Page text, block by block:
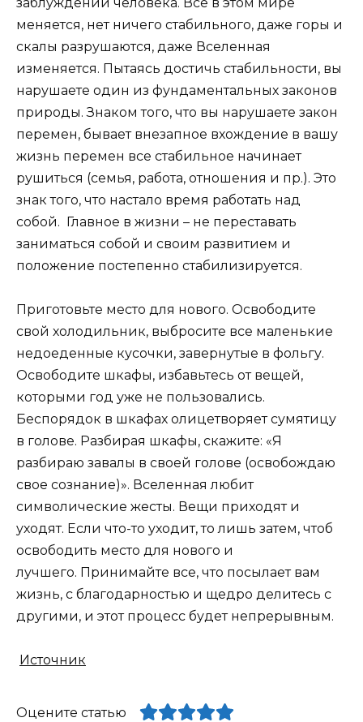
меняется, нет ничего стабильного, даже горы и
скалы разрушаются, даже Вселенная
изменяется. Пытаясь достичь стабильности, вы
нарушаете один из фундаментальных законов
природы. Знаком того, что вы нарушаете закон
перемен, бывает внезапное вхождение в вашу
жизнь перемен все стабильное начинает
рушиться (семья, работа, отношения и пр.). Это
знак того, что настало время работать над
собой. Главное в жизни – не переставать
заниматься собой и своим развитием и
положение постепенно стабилизируется.
Приготовьте место для нового. Освободите
свой холодильник, выбросите все маленькие
недоеденные кусочки, завернутые в фольгу.
Освободите шкафы, избавьтесь от вещей,
которыми год уже не пользовались.
Беспорядок в шкафах олицетворяет сумятицу
в голове. Разбирая шкафы, скажите: «Я
разбираю завалы в своей голове (освобождаю
свое сознание)». Вселенная любит
символические жесты. Вещи приходят и
уходят. Если что-то уходит, то лишь затем, чтоб
освободить место для нового и
лучшего. Принимайте все, что посылает вам
жизнь, с благодарностью и щедро делитесь с
другими, и этот процесс будет непрерывным.
Источник
Оцените статью